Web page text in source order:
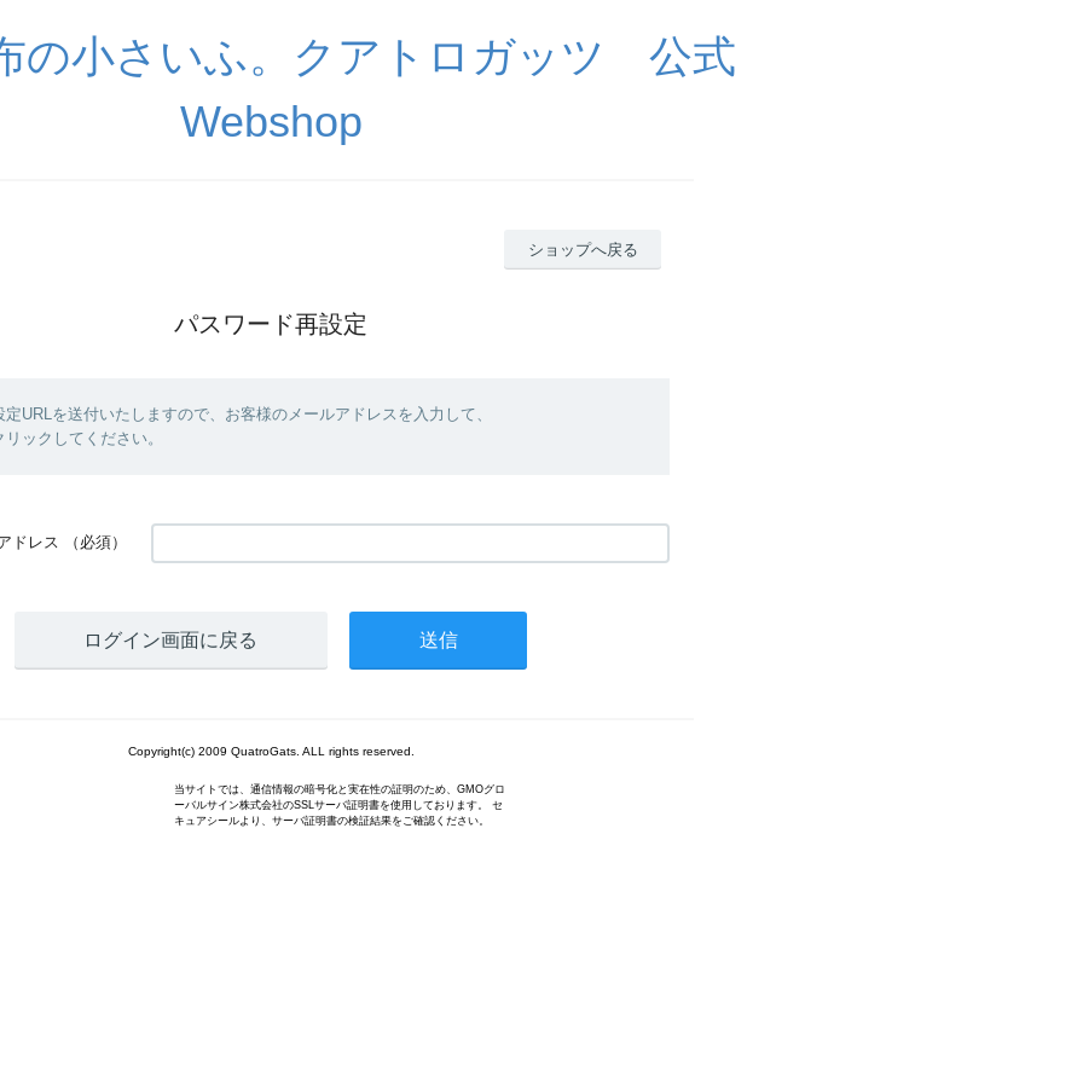
の小さいふ。クアトロガッツ 公式
Webshop
ショップへ戻る
パスワード再設定
URLを送付いたしますので、お客様のメールアドレスを入力して、
ックしてください。
ドレス （必須）
ログイン画面に戻る
Copyright(c) 2009 QuatroGats. ALL rights reserved.
当サイトでは、通信情報の暗号化と実在性の証明のため、GMOグロ
ーバルサイン株式会社のSSLサーバ証明書を使用しております。 セ
キュアシールより、サーバ証明書の検証結果をご確認ください。